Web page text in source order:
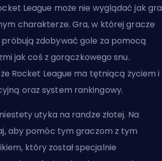
League może nie wyglądać jak gra
charakterze. Gra, w której gracze
próbują zdobywać gole za pomocą
jak coś z gorączkowego snu.
Rocket League ma tętniącą życiem i
oraz system rankingowy.
utyka na randze złotej. Na
aby pomóc tym graczom z tym
który został specjalnie